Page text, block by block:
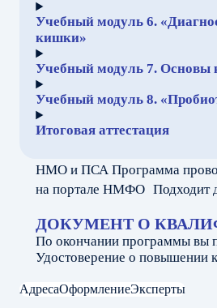
Учебный модуль 6.
кишки»
Учебный модуль 7. Основы
Учебный модуль 8.
Итоговая аттестация
НМО и ПСА Программа
на портале НМФО Подходит
ДОКУМЕНТ О
По окончании программы вы
Удостоверение о повышении
АдресаОформлениеЭксперты